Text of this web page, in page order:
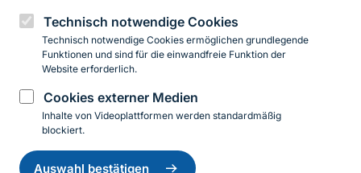
Technisch notwendige Cookies
Technisch notwendige Cookies ermöglichen grundlegende
Funktionen und sind für die einwandfreie Funktion der
Website erforderlich.
Cookies externer Medien
Inhalte von Videoplattformen werden standardmäßig
blockiert.
Auswahl bestätigen
Einwilligung
zurückziehen
Impressum
Datenschutz
InstagramFacebookYouTubeLinkedIn
© 2026 Bundesamt für Naturschutz